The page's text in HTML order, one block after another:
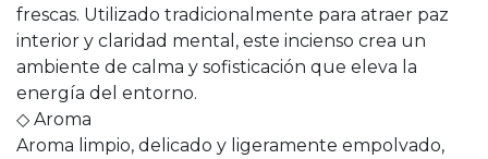
frescas. Utilizado tradicionalmente para atraer paz
interior y claridad mental, este incienso crea un
ambiente de calma y sofisticación que eleva la
energía del entorno.
◇ Aroma
Aroma limpio, delicado y ligeramente empolvado,